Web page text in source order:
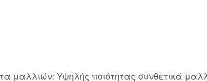
μαλλιών: Υψηλής ποιότητας συνθετικά